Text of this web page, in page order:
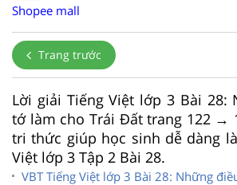
Shopee mall
Trang trước
Lời giải Tiếng Việt lớp 3 Bài 28:
tớ làm cho Trái Đất trang 122 →
tri thức giúp học sinh dễ dàng
Việt lớp 3 Tập 2 Bài 28.
VBT Tiếng Việt lớp 3 Bài 28: Những